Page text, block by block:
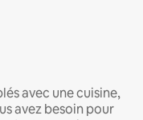
avec une cuisine,
avez besoin pour